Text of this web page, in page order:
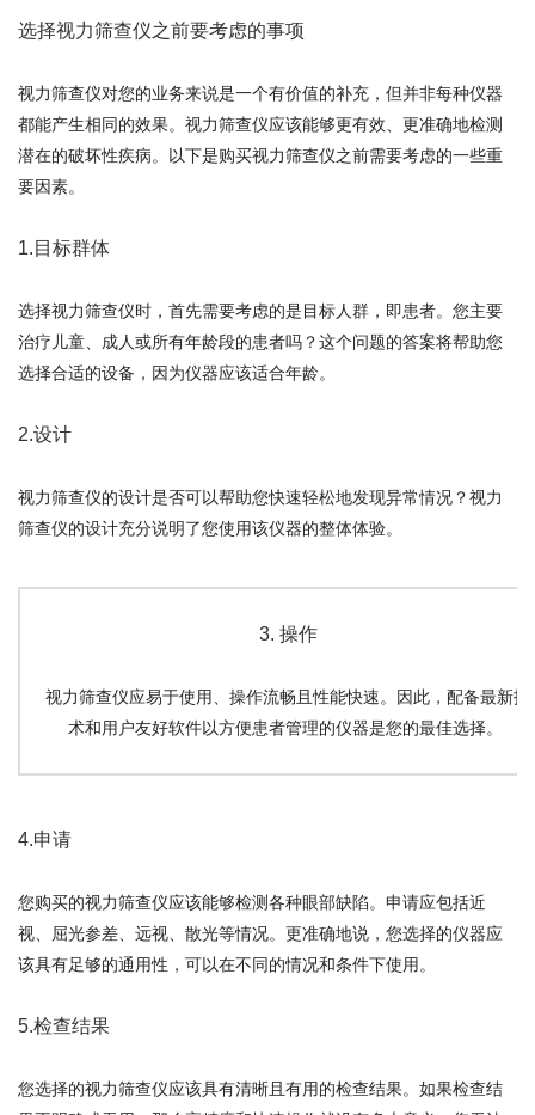
选择视力筛查仪之前要考虑的事项
视力筛查仪对您的业务来说是一个有价值的补充，但并非每种仪器
都能产生相同的效果。视力筛查仪应该能够更有效、更准确地检测
潜在的破坏性疾病。以下是购买视力筛查仪之前需要考虑的一些重
要因素。
1.目标群体
选择视力筛查仪时，首先需要考虑的是目标人群，即患者。您主要
治疗儿童、成人或所有年龄段的患者吗？这个问题的答案将帮助您
选择合适的设备，因为仪器应该适合年龄。
2.设计
视力筛查仪的设计是否可以帮助您快速轻松地发现异常情况？视力
筛查仪的设计充分说明了您使用该仪器的整体体验。
3. 操作
视力筛查仪应易于使用、操作流畅且性能快速。因此，配备最新技
术和用户友好软件以方便患者管理的仪器是您的最佳选择。
4.申请
您购买的视力筛查仪应该能够检测各种眼部缺陷。申请应包括近
视、屈光参差、远视、散光等情况。更准确地说，您选择的仪器应
该具有足够的通用性，可以在不同的情况和条件下使用。
5.检查结果
您选择的视力筛查仪应该具有清晰且有用的检查结果。如果检查结